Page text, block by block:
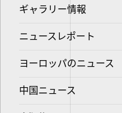
ギャラリー情報
ニュースレポート
ヨーロッパのニュース
中国ニュース